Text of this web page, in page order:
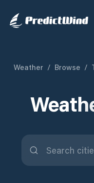
Weather / Browse /